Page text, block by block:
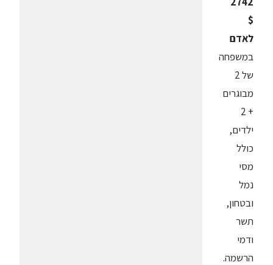
$
לאדם
במשפחה
של 2
מבוגרים
+ 2
ילדים,
כולל
מסי
נמל
ובטחון,
תשר
ודמי
הרשמה.